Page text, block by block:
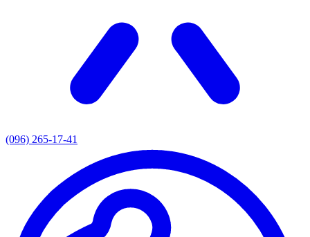
(096) 265-17-41